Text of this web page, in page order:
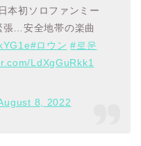
本初ソロファンミー
張…安全地帯の楽曲
#ロウン #로운
LdXgGuRkk1
8, 2022